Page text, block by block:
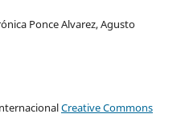
Ponce Alvarez, Agusto
Creative Commons